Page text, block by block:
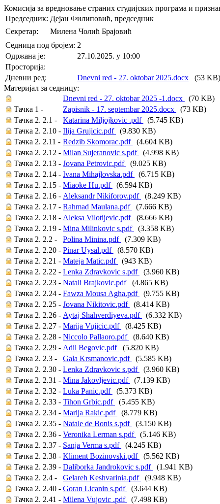
Комисија за вредновање страних студијских програма и
Председник: Дејан Филиповић, председник
Секретар:
Милена Чолић Брајовић
Седница под бројем: 2
Oдржана je:
27.10.2025. у 10:00
Просторија:
Дневни ред:
Dnevni red - 27. oktobar 2025.docx (53 KB)
Материјал за седницу:
Dnevni red - 27. oktobar 2025 -1.docx
(70 KB)
Тачка 1 -
Zapisnik - 17. septembar 2025.docx
(73 KB)
Тачка 2. 2.1 -
Katarina Miljojkovic .pdf
(5.745 KB)
Тачка 2. 2.10 - Ilija Grujicic.pdf
(9.830 KB)
Тачка 2. 2.11 - Redzib Skomorac.pdf
(4.604 KB)
Тачка 2. 2.12 - Milan Sujeranovic s.pdf
(4.998 KB)
Тачка 2. 2.13 - Jovana Petrovic.pdf
(9.025 KB)
Тачка 2. 2.14 - Ivana Mihajlovska.pdf
(6.715 KB)
Тачка 2. 2.15 - Miaoke Hu.pdf
(6.594 KB)
Тачка 2. 2.16 - Aleksandr Nikiforov.pdf
(8.249 KB)
Тачка 2. 2.17 - Rahmad Maulana.pdf
(7.666 KB)
Тачка 2. 2.18 - Aleksa Vilotijevic.pdf
(8.666 KB)
Тачка 2. 2.19 - Mina Milinkovic s.pdf
(3.358 KB)
Тачка 2. 2.2 -
Polina Minina.pdf
(7.309 KB)
Тачка 2. 2.20 - Pinar Uysal.pdf
(8.570 KB)
Тачка 2. 2.21 - Mateja Matic.pdf
(943 KB)
Тачка 2. 2.22 - Lenka Zdravkovic s.pdf
(3.960 KB)
Тачка 2. 2.23 - Natali Brajkovic.pdf
(4.865 KB)
Тачка 2. 2.24 - Fawza Mousa Agha.pdf
(9.755 KB)
Тачка 2. 2.25 - Jovana Nikitovic.pdf
(8.414 KB)
Тачка 2. 2.26 - Aytaj Shahverdiyeva.pdf
(6.332 KB)
Тачка 2. 2.27 - Marija Vujicic.pdf
(8.425 KB)
Тачка 2. 2.28 - Niccolo Pallaoro.pdf
(8.640 KB)
Тачка 2. 2.29 - Adil Begovic.pdf
(5.820 KB)
Тачка 2. 2.3 -
Gala Krsmanovic.pdf
(5.585 KB)
Тачка 2. 2.30 - Lenka Zdravkovic s.pdf
(3.960 KB)
Тачка 2. 2.31 - Mina Jakovljevic.pdf
(7.139 KB)
Тачка 2. 2.32 - Luka Panic.pdf
(5.373 KB)
Тачка 2. 2.33 - Tihon Grbic.pdf
(5.455 KB)
Тачка 2. 2.34 - Marija Rakic.pdf
(8.779 KB)
Тачка 2. 2.35 - Natale de Bonis s.pdf
(3.150 KB)
Тачка 2. 2.36 - Veronika Lerman s.pdf
(5.146 KB)
Тачка 2. 2.37 - Sanja Verma s.pdf
(4.245 KB)
Тачка 2. 2.38 - Kliment Bozinovski.pdf
(5.562 KB)
Тачка 2. 2.39 - Daliborka Jandrokovic s.pdf
(1.941 KB)
Тачка 2. 2.4 -
Gelareh Keshvarinia.pdf
(9.948 KB)
Тачка 2. 2.40 - Goran Licanin s.pdf
(3.644 KB)
Тачка 2. 2.41 - Milena Vujovic .pdf
(7.498 KB)